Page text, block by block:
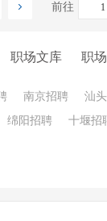
前往
职场文库 职
南京招聘 汕
绵阳招聘 十堰招